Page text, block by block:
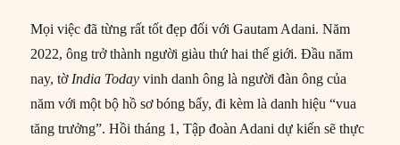
Mọi việc đã từng rất tốt đẹp đối với Gautam Adani. Năm
2022, ông trở thành người giàu thứ hai thế giới. Đầu năm
nay, tờ India Todayvinh danh ông là người đàn ông của
năm với một bộ hồ sơ bóng bẩy, đi kèm là danh hiệu “vua
tăng trưởng”. Hồi tháng 1, Tập đoàn Adani dự kiến sẽ thực